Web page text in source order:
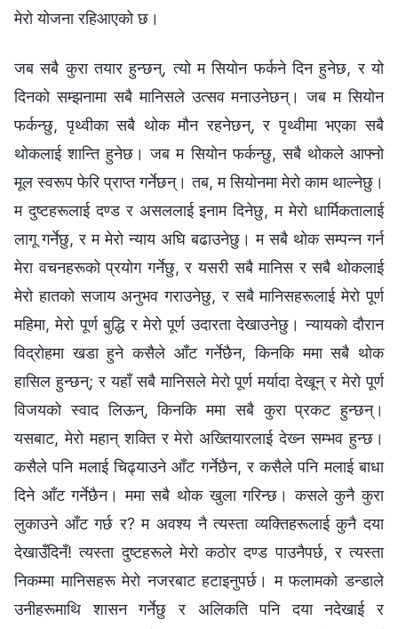
मेरो योजना रहिआएको छ।
जब सबै कुरा तयार हुन्छन्, त्यो म सियोन फर्कने दिन हुनेछ, र यो
दिनको सम्झनामा सबै मानिसले उत्सव मनाउनेछन्। जब म सियोन
फर्कन्छु, पृथ्वीका सबै थोक मौन रहनेछन्, र पृथ्वीमा भएका सबै
थोकलाई शान्ति हुनेछ। जब म सियोन फर्कन्छु, सबै थोकले आफ्नो
मूल स्वरूप फेरि प्राप्‍त गर्नेछन्। तब, म सियोनमा मेरो काम थाल्नेछु।
म दुष्टहरूलाई दण्ड र असललाई इनाम दिनेछु, म मेरो धार्मिकतालाई
लागू गर्नेछु, र म मेरो न्याय अघि बढाउनेछु। म सबै थोक सम्पन्‍न गर्न
मेरा वचनहरूको प्रयोग गर्नेछु, र यसरी सबै मानिस र सबै थोकलाई
मेरो हातको सजाय अनुभव गराउनेछु, र सबै मानिसहरूलाई मेरो पूर्ण
महिमा, मेरो पूर्ण बुद्धि र मेरो पूर्ण उदारता देखाउनेछु। न्यायको दौरान
विद्रोहमा खडा हुने कसैले आँट गर्नेछैन, किनकि ममा सबै थोक
हासिल हुन्छन्; र यहाँ सबै मानिसले मेरो पूर्ण मर्यादा देखून् र मेरो पूर्ण
विजयको स्वाद लिऊन्, किनकि ममा सबै कुरा प्रकट हुन्छन्।
यसबाट, मेरो महान् शक्ति र मेरो अख्तियारलाई देख्‍न सम्भव हुन्छ।
कसैले पनि मलाई चिढ्याउने आँट गर्नेछैन, र कसैले पनि मलाई बाधा
दिने आँट गर्नेछैन। ममा सबै थोक खुला गरिन्छ। कसले कुनै कुरा
लुकाउने आँट गर्छ र? म अवश्य नै त्यस्ता व्यक्तिहरूलाई कुनै दया
देखाउँदिनँ! त्यस्ता दुष्टहरूले मेरो कठोर दण्ड पाउनैपर्छ, र त्यस्ता
निकम्मा मानिसहरू मेरो नजरबाट हटाइनुपर्छ। म फलामको डन्डाले
उनीहरूमाथि शासन गर्नेछु र अलिकति पनि दया नदेखाई र